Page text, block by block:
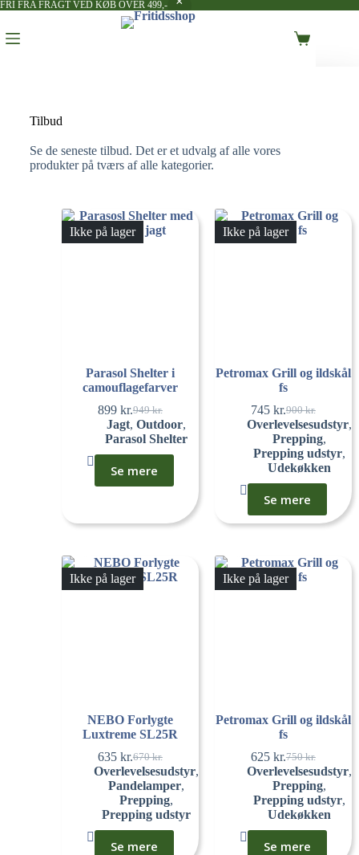
FRI FRA FRAGT VED KØB OVER 499,-
Tilbud
Se de seneste tilbud. Det er et udvalg af alle vores
produkter på tværs af alle kategorier.
Ikke på lager
Parasol Shelter i
camouflagefarver
949kr.
899 kr.
Jagt, Outdoor,
Parasol Shelter
Se mere
Ikke på lager
Petromax Grill og ildskål
fs
900kr.
745 kr.
Overlevelsesudstyr,
Prepping,
Prepping udstyr,
Udekøkken
Se mere
Ikke på lager
NEBO Forlygte
Luxtreme SL25R
670kr.
635 kr.
Overlevelsesudstyr,
Pandelamper,
Prepping,
Prepping udstyr
Se mere
Ikke på lager
Petromax Grill og ildskål
fs
750kr.
625 kr.
Overlevelsesudstyr,
Prepping,
Prepping udstyr,
Udekøkken
Se mere